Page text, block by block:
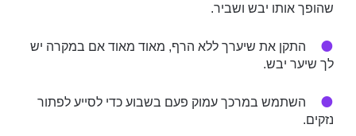
שהופך אותו יבש ושביר.
התקן את שיערך ללא הרף, מאוד מאוד אם במקרה יש
לך שיער יבש.
השתמש במרכך עמוק פעם בשבוע כדי לסייע לפתור
נזקים.